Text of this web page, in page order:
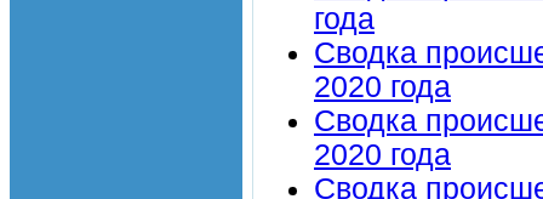
года
Сводка
2020 года
Сводка
2020 года
Сводка